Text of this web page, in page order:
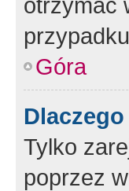
Góra
Tylko
poprzez